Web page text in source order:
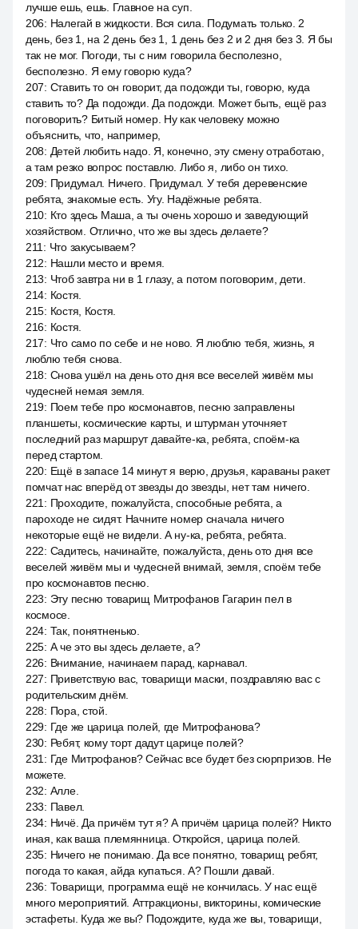
лучше ешь, ешь. Главное на суп.
206: Налегай в жидкости. Вся сила. Подумать только. 2
день, без 1, на 2 день без 1, 1 день без 2 и 2 дня без 3. Я бы
так не мог. Погоди, ты с ним говорила бесполезно,
бесполезно. Я ему говорю куда?
207: Ставить то он говорит, да подожди ты, говорю, куда
ставить то? Да подожди. Да подожди. Может быть, ещё раз
поговорить? Битый номер. Ну как человеку можно
объяснить, что, например,
208: Детей любить надо. Я, конечно, эту смену отработаю,
а там резко вопрос поставлю. Либо я, либо он тихо.
209: Придумал. Ничего. Придумал. У тебя деревенские
ребята, знакомые есть. Угу. Надёжные ребята.
210: Кто здесь Маша, а ты очень хорошо и заведующий
хозяйством. Отлично, что же вы здесь делаете?
211 : Что закусываем?
212: Нашли место и время.
213: Чтоб завтра ни в 1 глазу, а потом поговорим, дети.
214: Костя.
215: Костя, Костя.
216: Костя.
217: Что само по себе и не ново. Я люблю тебя, жизнь, я
люблю тебя снова.
218: Снова ушёл на день ото дня все веселей живём мы
чудесней немая земля.
219: Поем тебе про космонавтов, песню заправлены
планшеты, космические карты, и штурман уточняет
последний раз маршрут давайте-ка, ребята, споём-ка
перед стартом.
220: Ещё в запасе 14 минут я верю, друзья, караваны ракет
помчат нас вперёд от звезды до звезды, нет там ничего.
221 : Проходите, пожалуйста, способные ребята, а
пароходе не сидят. Начните номер сначала ничего
некоторые ещё не видели. А ну-ка, ребята, ребята.
222: Садитесь, начинайте, пожалуйста, день ото дня все
веселей живём мы и чудесней внимай, земля, споём тебе
про космонавтов песню.
223: Эту песню товарищ Митрофанов Гагарин пел в
космосе.
224: Так, понятненько.
225: А че это вы здесь делаете, а?
226: Внимание, начинаем парад, карнавал.
227: Приветствую вас, товарищи маски, поздравляю вас с
родительским днём.
228: Пора, стой.
229: Где же царица полей, где Митрофанова?
230: Ребят, кому торт дадут царице полей?
231 : Где Митрофанов? Сейчас все будет без сюрпризов. Не
можете.
232: Алле.
233: Павел.
234: Ничё. Да причём тут я? А причём царица полей? Никто
иная, как ваша племянница. Откройся, царица полей.
235: Ничего не понимаю. Да все понятно, товарищ ребят,
погода то какая, айда купаться. А? Пошли давай.
236: Товарищи, программа ещё не кончилась. У нас ещё
много мероприятий. Аттракционы, викторины, комические
эстафеты. Куда же вы? Подождите, куда же вы, товарищи,